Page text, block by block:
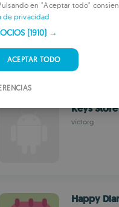
Generali
Información
Keys
victorg
Happy
en "Aceptar todo"
de privacidad
(1910) →
ACEPTAR TODO